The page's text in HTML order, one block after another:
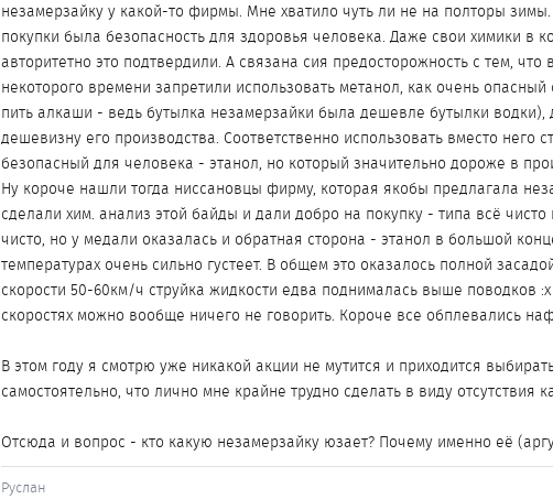
незамерзайку у какой-то фирмы. Мне хватило чуть ли не на полторы
покупки была безопасность для здоровья человека. Даже свои химики в
авторитетно это подтвердили. А связана сия предосторожность с тем, что
некоторого времени запретили использовать метанол, как очень опасный
пить алкаши - ведь бутылка незамерзайки была дешевле бутылки водки),
дешевизну его производства. Соответственно использовать вместо него
безопасный для человека - этанол, но который значительно дороже в
Ну короче нашли тогда ниссановцы фирму, которая якобы предлагала
сделали хим. анализ этой байды и дали добро на покупку - типа всё чисто
чисто, но у медали оказалась и обратная сторона - этанол в большой
температурах очень сильно густеет. В общем это оказалось полной
скорости 50-60км/ч струйка жидкости едва поднималась выше поводков
скоростях можно вообще ничего не говорить. Короче все обплевались
В этом году я смотрю уже никакой акции не мутится и приходится
самостоятельно, что лично мне крайне трудно сделать в виду отсутствия
Отсюда и вопрос - кто какую незамерзайку юзает? Почему именно её
Руслан